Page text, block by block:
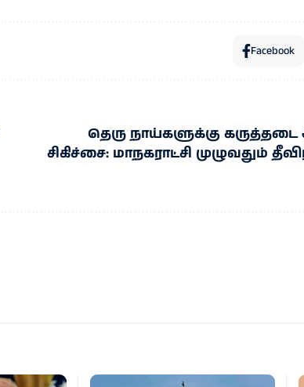
Facebook
தெரு நாய்களுக்கு
சிகிச்சை: மாநகராட்சி முழுவதும்